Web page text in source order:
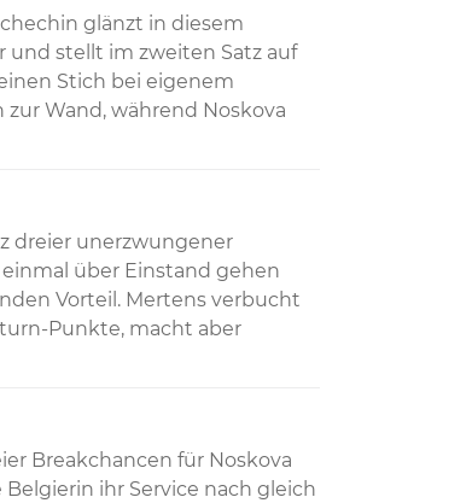
glänzt in diesem
und stellt im zweiten Satz auf
Stich bei eigenem
Wand, während Noskova
dreier unerzwungener
über Einstand gehen
Vorteil. Mertens verbucht
Punkte, macht aber
Breakchancen für Noskova
ihr Service nach gleich